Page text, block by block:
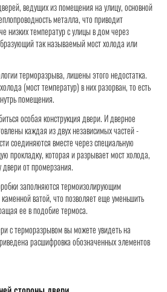
ведущих из помещения на улицу, основной
металла, что приводит
низких температур с улицы в дом через
так называемый мост холода или
терморазрыва, лишены этого недостатка.
(мост температур) в них разорван, то есть
помещения.
особая конструкция двери. И дверное
каждая из двух независимых частей -
соединяются вместе через специальную
прокладку, которая и разрывает мост холода,
от промерзания.
заполняются термоизолирующим
ватой, что позволяет еще уменьшить
ее в подобие термоса.
с терморазрывом вы можете увидеть на
расшифровка обозначенных элементов